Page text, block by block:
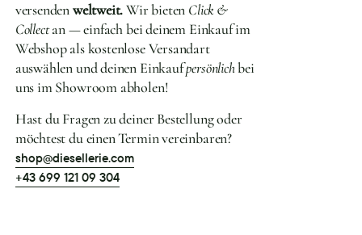
versendenweltweit.Wir bieten Click &
Collectan — einfach bei deinem Einkauf im
Webshop als kostenlose Versandart
auswählen und deinen Einkaufpersönlichbei
uns im Showroom abholen!
Hast du Fragen zu deiner Bestellung oder
möchtest du einen Termin vereinbaren?
shop@diesellerie.com
+43 699 121 09 304